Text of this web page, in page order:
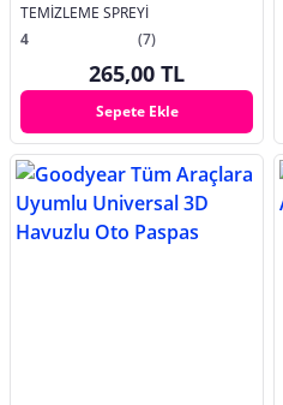
TEMİZLEME SPREYİ
4
(7)
265,00 TL
Sepete Ekle